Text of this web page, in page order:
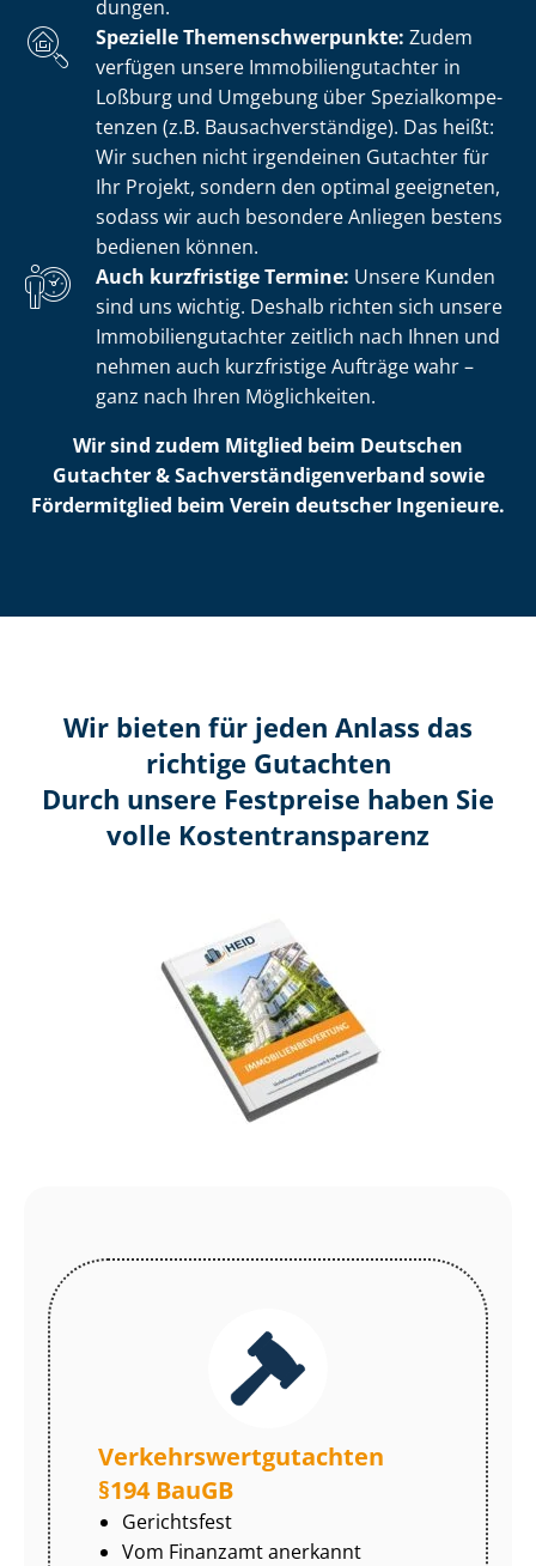
dun­gen.
Spezielle The­men­schwer­punk­te: Zudem
verfügen unsere Im­mo­bi­li­en­gut­ach­ter in
Loßburg und Umgebung über Spe­zi­al­kom­pe­
ten­zen (z.B. Bau­sach­ver­stän­di­ge). Das heißt:
Wir suchen nicht irgendeinen Gutachter für
Ihr Projekt, sondern den optimal geeigneten,
sodass wir auch besondere Anliegen bestens
bedienen können.
Auch kurzfristige Termine: Unsere Kunden
sind uns wichtig. Deshalb richten sich unsere
Im­mo­bi­li­en­gut­ach­ter zeitlich nach Ihnen und
nehmen auch kurzfristige Aufträge wahr –
ganz nach Ihren Möglichkeiten.
Wir sind zudem Mitglied beim Deutschen
Gutachter & Sach­ver­stän­di­gen­ver­band sowie
Fördermitglied beim Verein deutscher Ingenieure.
Wir bieten für jeden Anlass das
richtige Gutachten
Durch unsere Festpreise haben Sie
volle Kosten­transparenz
Ver­kehrs­wert­gut­ach­ten
§194 BauGB
Gerichtsfest
Vom Finanzamt anerkannt